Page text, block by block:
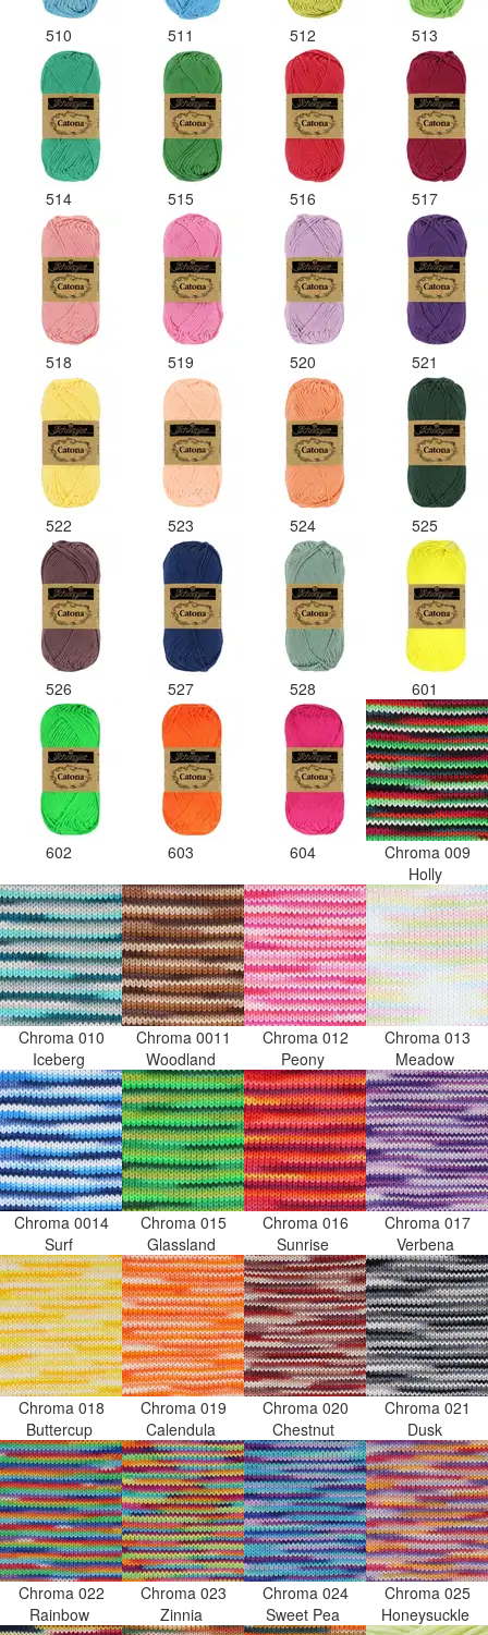
510 511 512 513
514 515 516 517
518 519 520 521
522 523 524 525
526 527 528 601
602 603 604
Chroma 009
Holly
Chroma 010
Iceberg
Chroma 0011
Woodland
Chroma 012
Peony
Chroma 013
Meadow
Chroma 0014
Surf
Chroma 015
Glassland
Chroma 016
Sunrise
Chroma 017
Verbena
Chroma 018
Buttercup
Chroma 019
Calendula
Chroma 020
Chestnut
Chroma 021
Dusk
Chroma 022
Rainbow
Chroma 023
Zinnia
Chroma 024
Sweet Pea
Chroma 025
Honeysuckle